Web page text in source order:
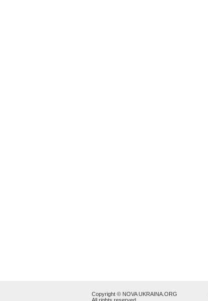
Copyright © NOVA UKRAINA.ORG